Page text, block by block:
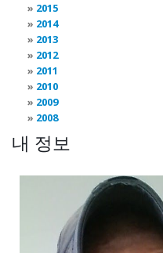
2015
2014
2013
2012
2011
2010
2009
2008
내 정보